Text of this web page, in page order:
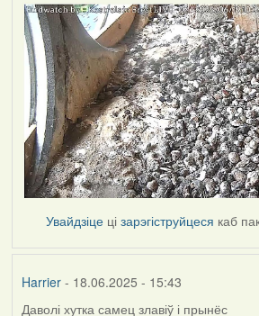
Увайдзіце цізарэгіструйцеся каб
Harrier- 18.06.2025 - 15:43
Даволі хутка самец злавіў і прынёс